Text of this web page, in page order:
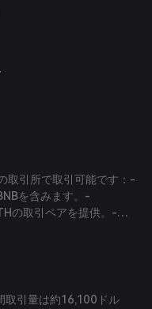
取引所で取引可能です：-
を含みます。-
の取引ペアを提供。-
提供。- BitTurk：
MIST/USDTの取引ペ
引ペアを提供。-
。
取引量は約16,100ドル